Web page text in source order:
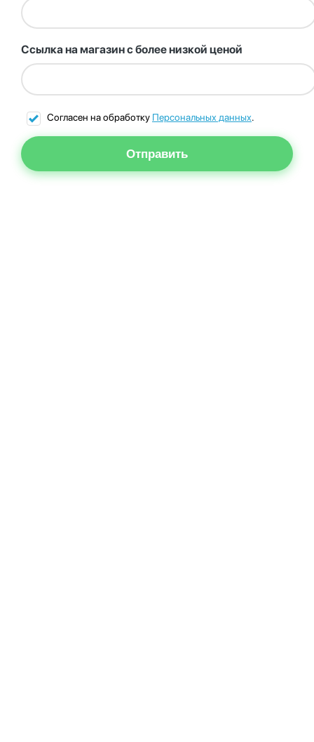
Ссылка на магазин с более низкой ценой
Согласен на обработку Персональных данных.
Отправить